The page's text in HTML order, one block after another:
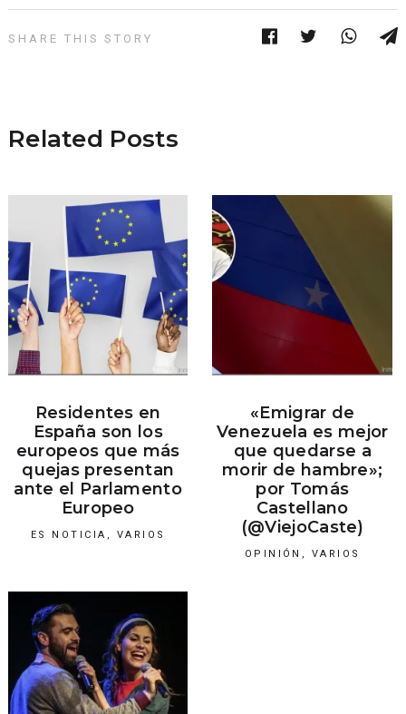
SHARE THIS STORY
Related Posts
Residentes en
España son los
europeos que más
quejas presentan
ante el Parlamento
Europeo
ES NOTICIA , VARIOS
«Emigrar de
Venezuela es mejor
que quedarse a
morir de hambre»;
por Tomás
Castellano
(@ViejoCaste)
OPINIÓN , VARIOS